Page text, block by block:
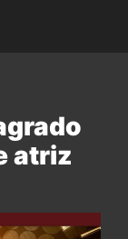
atriz